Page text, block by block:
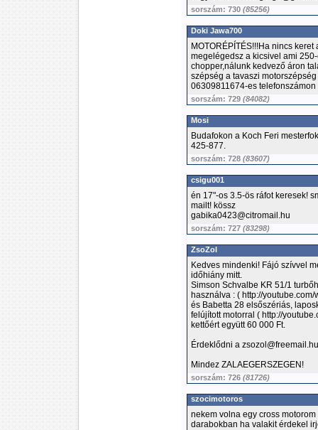
sorszám: 730 (85256)
Doki Jawa700
MOTORÉPÍTÉS!!!Ha nincs
megelégedsz a kicsivel ami
chopper,nálunk kedvező áron
szépség a tavaszi
06309811674-es telefonszámon
sorszám: 729 (84082)
Mosi
Budafokon a Koch Feri
425-877.
sorszám: 728 (83607)
csigu001
én 17"-os 3.5-ös ráfot keresek!
mailt! kössz
gabika0423@citromail.hu
sorszám: 727 (83298)
ZsoZol
Kedves mindenki! Fájó szívvel
időhiány mitt.
Simson Schvalbe KR 51/1
használva : ( http://
és Babetta 28 elsőszériás,
felújított motorral ( http://
kettőért együtt 60 000 Ft.
Érdeklődni a
Mindez ZALAEGERSZEGEN!
sorszám: 726 (81726)
szocimotoros
nekem volna egy cross
darabokban ha valakit érdekel